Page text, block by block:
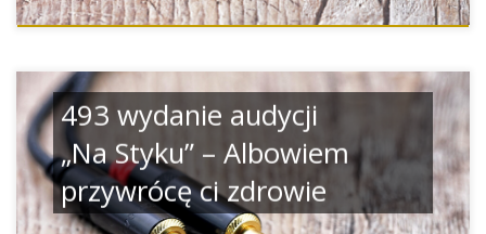
493 wydanie audycji
„Na Styku” – Albowiem
przywrócę ci zdrowie